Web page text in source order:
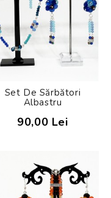
Set De Sărbători
Albastru
90,00 Lei